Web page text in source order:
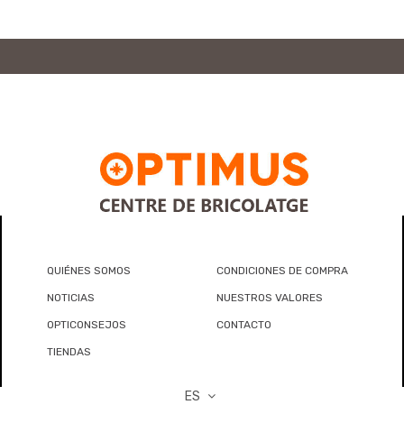
QUIÉNES SOMOS CONDICIONES DE COMPRA
NOTICIAS NUESTROS VALORES
OPTICONSEJOS CONTACTO
TIENDAS
ES